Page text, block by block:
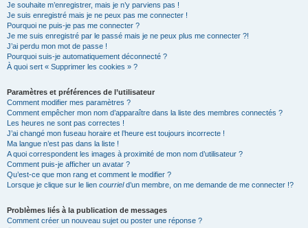
Je souhaite m’enregistrer, mais je n’y parviens pas !
Je suis enregistré mais je ne peux pas me connecter !
Pourquoi ne puis-je pas me connecter ?
Je me suis enregistré par le passé mais je ne peux plus me connecter ?!
J’ai perdu mon mot de passe !
Pourquoi suis-je automatiquement déconnecté ?
À quoi sert « Supprimer les cookies » ?
Paramètres et préférences de l’utilisateur
Comment modifier mes paramètres ?
Comment empêcher mon nom d’apparaître dans la liste des membres connectés ?
Les heures ne sont pas correctes !
J’ai changé mon fuseau horaire et l’heure est toujours incorrecte !
Ma langue n’est pas dans la liste !
A quoi correspondent les images à proximité de mon nom d’utilisateur ?
Comment puis-je afficher un avatar ?
Qu’est-ce que mon rang et comment le modifier ?
Lorsque je clique sur le lien courrield’un membre, on me demande de me connecter !?
Problèmes liés à la publication de messages
Comment créer un nouveau sujet ou poster une réponse ?